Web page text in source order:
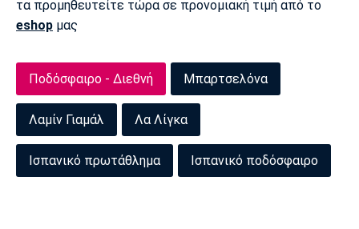
τα προμηθευτείτε τώρα σε προνομιακή τιμή από το
eshop μας
Ποδόσφαιρο - Διεθνή Μπαρτσελόνα
Λαμίν Γιαμάλ Λα Λίγκα
Ισπανικό πρωτάθλημα Ισπανικό ποδόσφαιρο